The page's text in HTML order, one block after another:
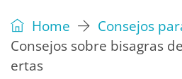
Home
Consejos
Consejos sobre bisagras
ertas